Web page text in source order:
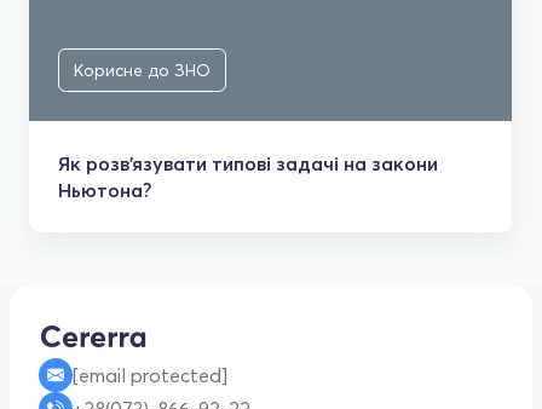
Корисне до ЗНО
Як розв'язувати типові задачі на закони
Ньютона?
[email protected]